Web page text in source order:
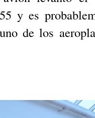
y es
de los